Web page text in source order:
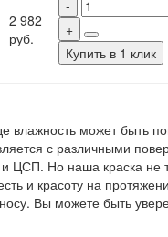
2 982
руб.
Купить в 1 клик
влажность может быть
с различными
ЦСП. Но наша краска не
и красоту на
Вы можете быть